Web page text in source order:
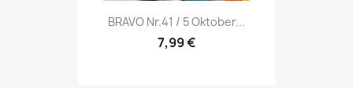
Vorschau
BRAVO Nr.41 / 5 Oktober...
7,99 €